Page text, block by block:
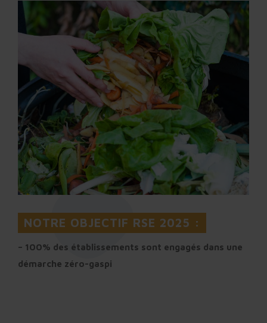
NOTRE OBJECTIF RSE 2025 :
– 100% des établissements sont engagés dans une
démarche zéro-gaspi​